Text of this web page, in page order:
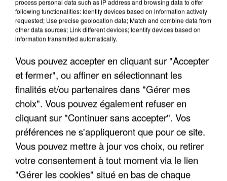
IL TUE SON FILS ET ENVOIE DES PHOTOS À SON
EX-COMPAGNE À NICE
process personal data such as IP address and browsing data to offer
following functionalities: Identify devices based on information actively
requested; Use precise geolocation data; Match and combine data from
other data sources; Link different devices; Identify devices based on
information transmitted automatically.
Vous pouvez accepter en cliquant sur "Accepter
et fermer", ou affiner en sélectionnant les
finalités et/ou partenaires dans "Gérer mes
choix". Vous pouvez également refuser en
cliquant sur "Continuer sans accepter". Vos
préférences ne s'appliqueront que pour ce site.
Vous pouvez mettre à jour vos choix, ou retirer
votre consentement à tout moment via le lien
"Gérer les cookies" situé en bas de chaque